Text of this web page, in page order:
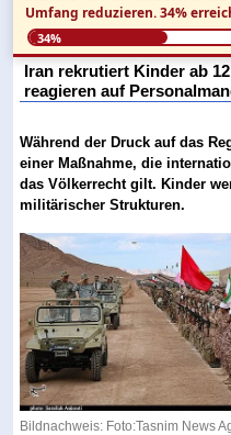
Umfang reduzieren.34%
34%
Iran rekrutiert Kinder ab
reagieren auf
Während der Druck auf das
einer Maßnahme, die
das Völkerrecht gilt. Kinder
militärischer Strukturen.
Bildnachweis: Foto:Tasnim News